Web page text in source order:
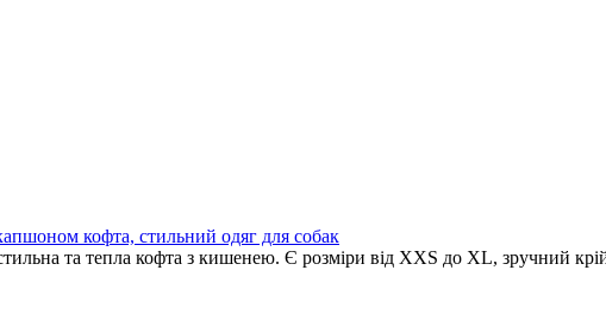
кофта, стильний одяг для собак
та тепла кофта з кишенею. Є розміри від XXS до XL, зручний крій